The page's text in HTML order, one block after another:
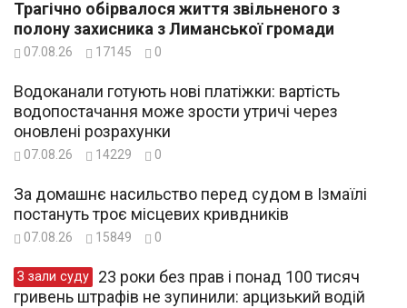
Трагічно обірвалося життя звільненого з
полону захисника з Лиманської громади
07.08.26 17145 0
Водоканали готують нові платіжки: вартість
водопостачання може зрости утричі через
оновлені розрахунки
07.08.26 14229 0
За домашнє насильство перед судом в Ізмаїлі
постануть троє місцевих кривдників
07.08.26 15849 0
З зали суду
гривень штрафів не зупинили: арцизький водій